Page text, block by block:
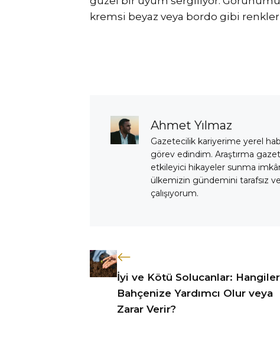
kremsi beyaz veya bordo gibi
Ahmet Yılmaz
Gazetecilik kariyerime yerel
görev edindim. Araştırma
etkileyici hikayeler sunma
ülkemizin gündemini tarafsız
çalışıyorum.
İyi ve Kötü Solucanlar:
Bahçenize Yardımcı Olur veya
Zarar Verir?